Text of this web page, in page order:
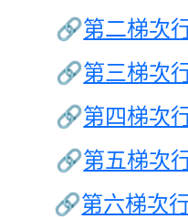
🔗第二梯次
🔗第三梯次
🔗第四梯次
🔗第五梯次
🔗第六梯次